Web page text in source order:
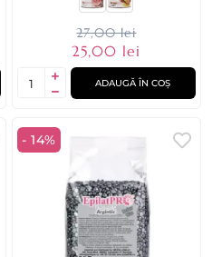
27,00 lei
25,00 lei
ADAUGĂ ÎN COȘ
- 14%